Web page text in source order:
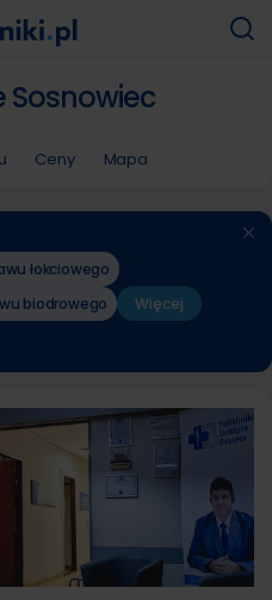
Sosnowiec
Ceny Mapa
łokciowego
biodrowego
Więcej